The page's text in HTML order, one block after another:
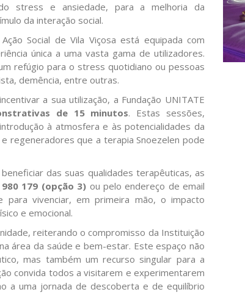
stress e ansiedade, para a melhoria da
da interação social.
Social de Vila Viçosa está equipada com
única a uma vasta gama de utilizadores.
refúgio para o stress quotidiano ou pessoas
demência, entre outras.
a sua utilização, a Fundação UNITATE
de 15 minutos. Estas sessões,
à atmosfera e às potencialidades da
regeneradores que a terapia Snoezelen pode
das suas qualidades terapêuticas, as
980 179 (opção 3) ou pelo endereço de email
para vivenciar, em primeira mão, o impacto
e emocional.
reiterando o compromisso da Instituição
área da saúde e bem-estar. Este espaço não
mas também um recurso singular para a
convida todos a visitarem e experimentarem
a uma jornada de descoberta e de equilíbrio